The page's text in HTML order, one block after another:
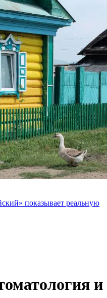
показывает реальную
и